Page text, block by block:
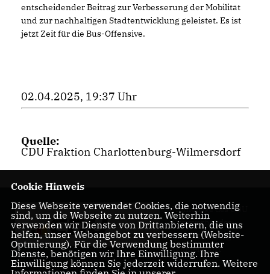
entscheidender Beitrag zur Verbesserung der Mobilität
und zur nachhaltigen Stadtentwicklung geleistet. Es ist
jetzt Zeit für die Bus-Offensive.
02.04.2025, 19:37 Uhr
Quelle:
CDU Fraktion Charlottenburg-Wilmersdorf
Homepage des CDU
Kreisverbandes
Charlottenburg-
Wilmersdorf
Cookie Hinweis
Diese Webseite verwendet Cookies, die notwendig
sind, um die Webseite zu nutzen. Weiterhin
verwenden wir Dienste von Drittanbietern, die uns
helfen, unser Webangebot zu verbessern (Website-
Optmierung). Für die Verwendung bestimmter
Dienste, benötigen wir Ihre Einwilligung. Ihre
Einwilligung können Sie jederzeit widerrufen. Weitere